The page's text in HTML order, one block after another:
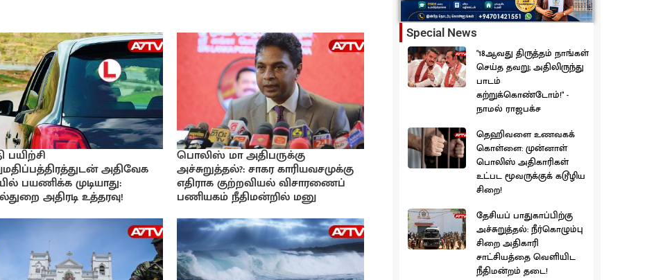
பயிற்சி
அதிவேக
பயணிக்க முடியாது:
அதிரடி உத்தரவு!
பொலிஸ் மா அதிபருக்கு
அச்சுறுத்தல்?: சாகர காரியவசமுக்கு
எதிராக குற்றவியல் விசாரணைப்
பணியகம் நீதிமன்றில் மனு
Special News
"18ஆவது திருத்தம் நாங்கள்
செய்த தவறு; அதிலிருந்து
பாடம்
கற்றுக்கொண்டோம்!" -
நாமல் ராஜபக்ச
தெஹிவளை உணவகக்
கொள்ளை: முன்னாள்
பொலிஸ் அதிகாரிகள்
உட்பட மூவருக்குக் கடூழிய
சிறை!
தேசியப் பாதுகாப்பிற்கு
அச்சுறுத்தல்: நீர்கொழும்பு
சிறை அதிகாரி
சாட்சியத்தை வெளியிட
நீதிமன்றம் தடை!